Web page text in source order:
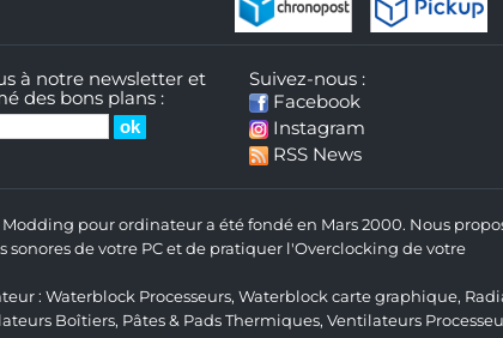
à notre newsletter et
des bons plans :
Suivez-nous :
Facebook
Instagram
RSS News
pour ordinateur a été fondé en Mars 2000. Nous
de votre PC et de pratiquer l'Overclocking de votre
: Waterblock Processeurs, Waterblock carte graphique,
Boîtiers, Pâtes & Pads Thermiques, Ventilateurs